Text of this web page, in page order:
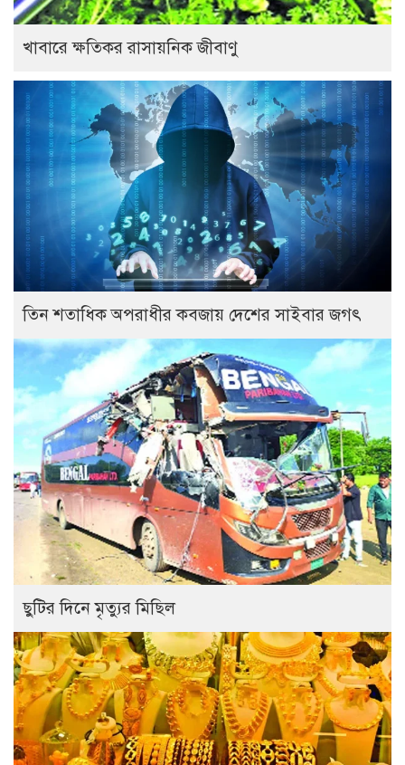
খাবারে ক্ষতিকর রাসায়নিক জীবাণু
তিন শতাধিক অপরাধীর কবজায় দেশের সাইবার জগৎ
ছুটির দিনে মৃত্যুর মিছিল